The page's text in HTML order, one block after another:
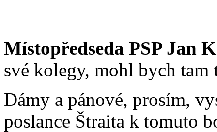
Místopředseda PSP Jan
své kolegy, mohl bych tam
Dámy a pánové, prosím,
poslance Štraita k tomuto